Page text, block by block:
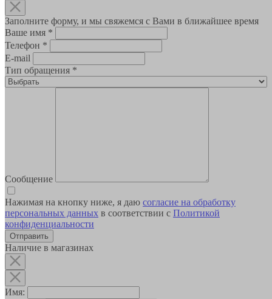
Заполните форму, и мы свяжемся с Вами в ближайшее время
Ваше имя *
Телефон *
E-mail
Тип обращения *
Сообщение
Нажимая на кнопку ниже, я даю согласие на обработку
персональных данных в соответствии с Политикой
конфиденциальности
Наличие в магазинах
Имя: